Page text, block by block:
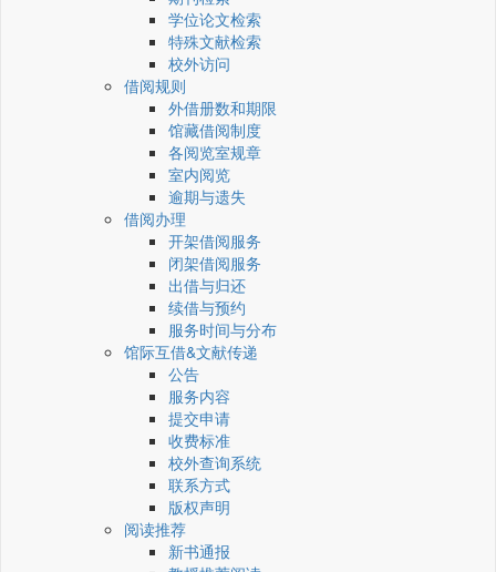
学位论文检索
特殊文献检索
校外访问
借阅规则
外借册数和期限
馆藏借阅制度
各阅览室规章
室内阅览
逾期与遗失
借阅办理
开架借阅服务
闭架借阅服务
出借与归还
续借与预约
服务时间与分布
馆际互借&文献传递
公告
服务内容
提交申请
收费标准
校外查询系统
联系方式
版权声明
阅读推荐
新书通报